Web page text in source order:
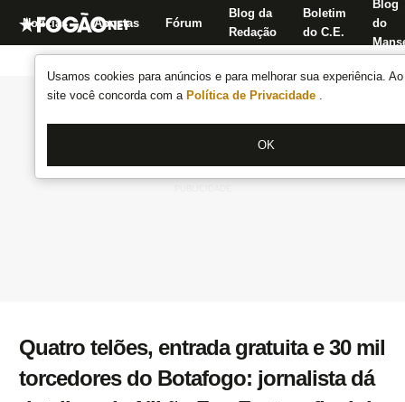
Usamos cookies para anúncios e para melhorar sua experiência.
site você concorda com a Política de Privacidade .
OK
Notícias Apostas Fórum
Blog da
Redação
Boletim
do C.E.
Blog
do
Quatro telões, entrada gratuita e 30 mil
torcedores do Botafogo: jornalista dá